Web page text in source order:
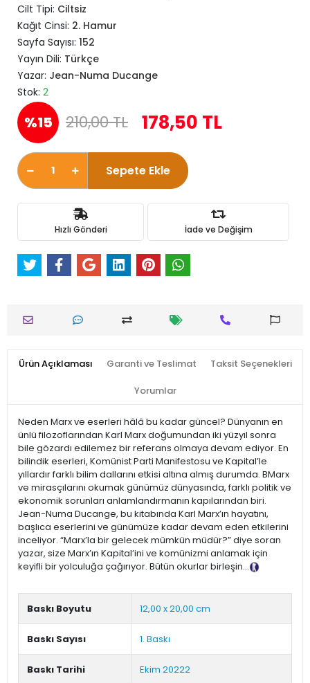
Cilt Tipi: Ciltsiz
Kağıt Cinsi: 2. Hamur
Sayfa Sayısı: 152
Yayın Dili: Türkçe
Yazar: Jean-Numa Ducange
Stok: 2
%15 210,00 TL 178,50 TL
Sepete Ekle
Hızlı Gönderi İade ve Değişim
Ürün Açıklaması Garanti ve Teslimat Taksit Seçenekleri
Yorumlar
Neden Marx ve eserleri hâlâ bu kadar güncel? Dünyanın en
ünlü filozoflarından Karl Marx doğumundan iki yüzyıl sonra
bile gözardı edilemez bir referans olmaya devam ediyor. En
bilindik eserleri, Komünist Parti Manifestosu ve Kapital’le
yıllardır farklı bilim dallarını etkisi altına almış durumda. BMarx
ve mirasçılarını okumak günümüz dünyasında, farklı politik ve
ekonomik sorunları anlamlandırmanın kapılarından biri.
Jean-Numa Ducange, bu kitabında Karl Marx’ın hayatını,
başlıca eserlerini ve günümüze kadar devam eden etkilerini
inceliyor. “Marx’la bir gelecek mümkün müdür?” diye soran
yazar, size Marx’ın Kapital’ini ve komünizmi anlamak için
keyifli bir yolculuğa çağırıyor. Bütün okurlar birleşin...
Baskı Boyutu 12,00 x 20,00 cm
Baskı Sayısı 1. Baskı
Baskı Tarihi Ekim 20222